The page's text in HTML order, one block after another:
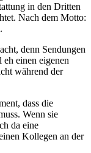
in den Dritten
Nach dem Motto:
denn Sendungen
einen eigenen
während der
dass die
Wenn sie
da eine
Kollegen an der